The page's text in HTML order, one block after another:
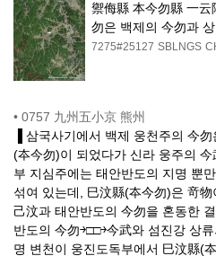
禦侮縣 本今勿縣 一
勿은 백제의 今勿과
7275#25127 SBLNGS
• 0757 九州五小京 熊州
▐ 삼국사기에서 백제 웅천주의 今
(夲今勿)이 되었다가 신라 웅주의
부 지심주에는 태안반도의 지명 뿐
섞여 있는데, 巳汶縣(夲今勿)은 竒
己汶과 태안반도의 今勿을 혼동한
반도의 今勿￫□□￫今武와 섬진강 상
명 변천이 웅진도독부에서 巳汶縣(